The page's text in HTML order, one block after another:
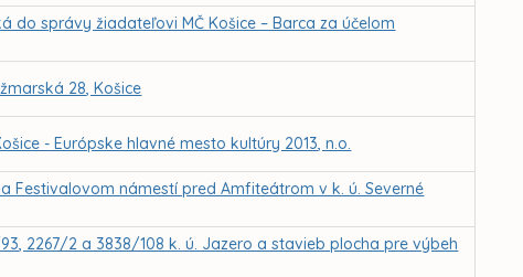
do správy žiadateľovi MČ Košice – Barca za účelom
28, Košice
- Európske hlavné mesto kultúry 2013, n.o.
Festivalovom námestí pred Amfiteátrom v k. ú. Severné
2267/2 a 3838/108 k. ú. Jazero a stavieb plocha pre výbeh